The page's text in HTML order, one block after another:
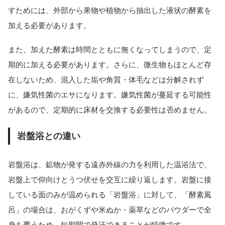
すためには、外部から果物や植物から抽出した液状の酵素を
加える必要があります。
また、加えた酵素は時間とともに無くなってしまうので、定
期的に加える必要があります。さらに、微生物もほとんど存
在しないため、混入した垢や角質・体毛などは分解されず
に、嫌気性菌のエサになります。嫌気性菌が蔓延する可能性
があるので、定期的に床材を交換する必要性は否めません。
岩盤浴との違い
岩盤浴は、鉱物が発する遠赤外線の力を利用した温浴法で、
岩盤上で仰向けとうつ伏せを交互に繰り返します。岩盤に接
している面のみが温められる「岩盤浴」に対して、「酵素風
呂」の場合は、おがくずや米ぬか・薬草などのパウダーで全